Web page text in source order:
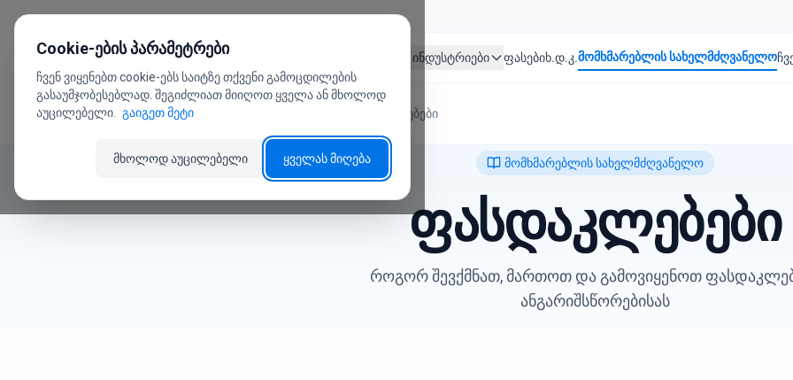
ინდუსტრიები ფასებიხ.დ.კ.მომხმარებლის სახელმძღვანელო
მთავარი მომხმარებლის სახელმძღვანელო ფასდაკლებები
მომხმარებლის სახელმძღვანელო
ფასდაკლებები
როგორ შევქმნათ, მართოთ და გამოვიყენოთ
ანგარიშსწორებისას
Cookie-ების პარამეტრები
ჩვენ ვიყენებთ cookie-ებს საიტზე თქვენი გამოცდილების
გასაუმჯობესებლად. შეგიძლიათ მიიღოთ ყველა ან მხოლოდ
აუცილებელი.
გაიგეთ მეტი
მხოლოდ აუცილებელი ყველას მიღება